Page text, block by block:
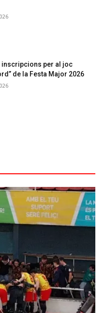
inscripcions per al joc
de la Festa Major 2026